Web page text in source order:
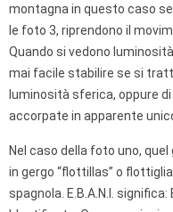
montagna in questo caso
le foto 3, riprendono il
Quando si vedono
mai facile stabilire se si
luminosità sferica, oppure
accorpate in apparente
Nel caso della foto uno,
in gergo “flottillas” o
spagnola. E.B.A.N.I.